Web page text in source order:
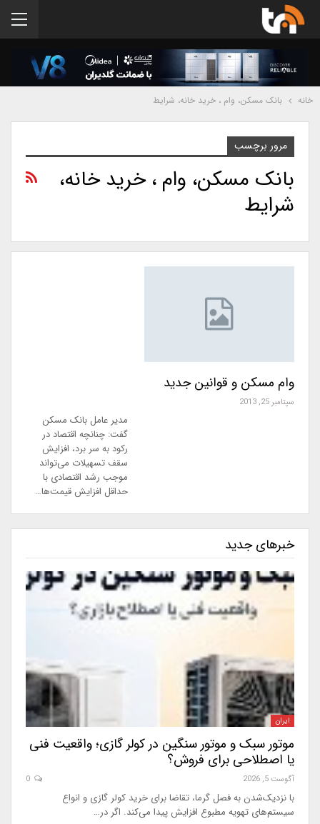
خانه بانک مسکن، وام ، خرید خانه، شرایط
مرور برچسب
بانک مسکن، وام ، خرید خانه،
شرایط
وام مسکن و قوانین جدید
سپتامبر 25, 2013
مدیر عامل بانک مسکن
گفت: چنانچه اقتصاد در
رکود به سر برد، افزایش
سقف تسهیلات می‌تواند
موجب رشد اقتصادی با
حداقل افزایش قیمت‌ها…
خبرهای جدید
ایران
موتور سبک و موتور سنگین در کولر گازی؛ واقعیت فنی
یا اصطلاحی برای فروش؟
آگوست 5, 2026
با نزدیک‌شدن به فصل گرما، تقاضا برای خرید کولر گازی و انواع
سیستم‌های تهویه مطبوع افزایش پیدا می‌کند. اگر در…